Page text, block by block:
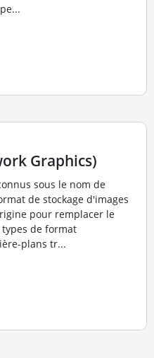
Graphics)
sous le nom de
de stockage d'images
pour remplacer le
de format
plans tr...